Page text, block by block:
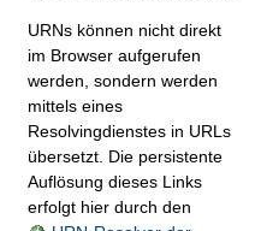
URNs können nicht direkt
im Browser aufgerufen
werden, sondern werden
mittels eines
Resolvingdienstes in URLs
übersetzt. Die persistente
Auflösung dieses Links
erfolgt hier durch den